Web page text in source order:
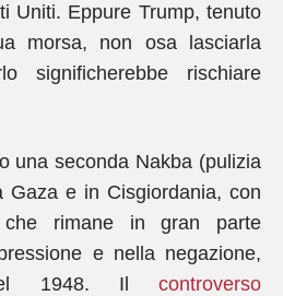
Uniti. Eppure Trump, tenuto
morsa, non osa lasciarla
significherebbe rischiare
una seconda Nakba (pulizia
Gaza e in Cisgiordania, con
rimane in gran parte
e nella negazione,
1948. Il controverso